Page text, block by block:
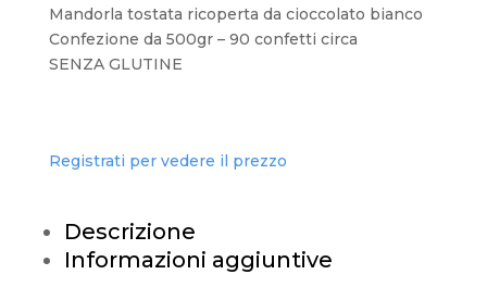
Mandorla tostata ricoperta da cioccolato bianco
Confezione da 500gr – 90 confetti circa
SENZA GLUTINE
Registrati per vedere il prezzo
Descrizione
Informazioni aggiuntive